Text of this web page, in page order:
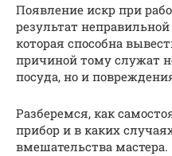
Появление искр при
результат
которая способна
причиной тому служат
посуда, но и
Разберемся, как
прибор и в каких
вмешательства мастера.